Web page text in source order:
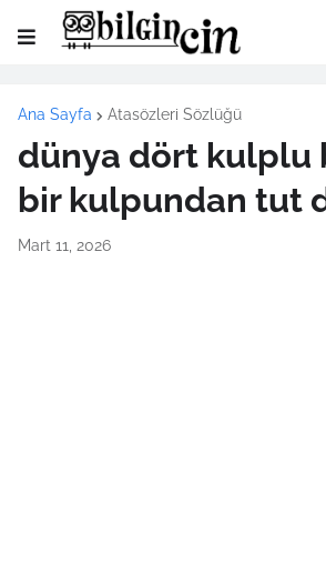
Ana Sayfa Atasözleri Sözlüğü
dünya dört kulplu
bir kulpundan tut
Mart 11, 2026